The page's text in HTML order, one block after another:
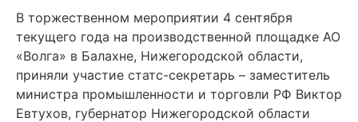
В торжественном мероприятии 4 сентября
текущего года на производственной площадке АО
«Волга» в Балахне, Нижегородской области,
приняли участие статс-секретарь – заместитель
министра промышленности и торговли РФ Виктор
Евтухов, губернатор Нижегородской области